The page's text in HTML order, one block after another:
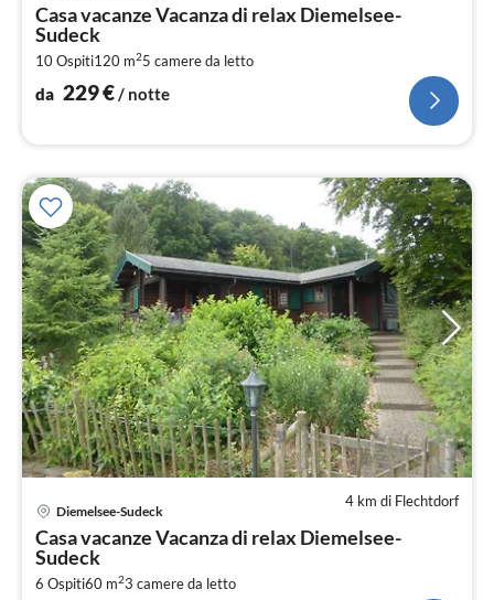
Casa vacanze Vacanza di relax Diemelsee-
Sudeck
10 Ospiti120 m25 camere da letto
da 229€/ notte
4 km di Flechtdorf
Diemelsee-Sudeck
Casa vacanze Vacanza di relax Diemelsee-
Sudeck
6 Ospiti60 m23 camere da letto